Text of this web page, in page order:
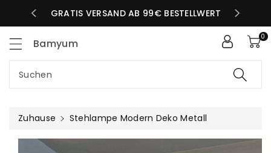
TAG GRATIS VERSAND AB 99€ BESTELLWERT
Bamyum
Suchen
0
Zuhause Stehlampe Modern Deko Metall